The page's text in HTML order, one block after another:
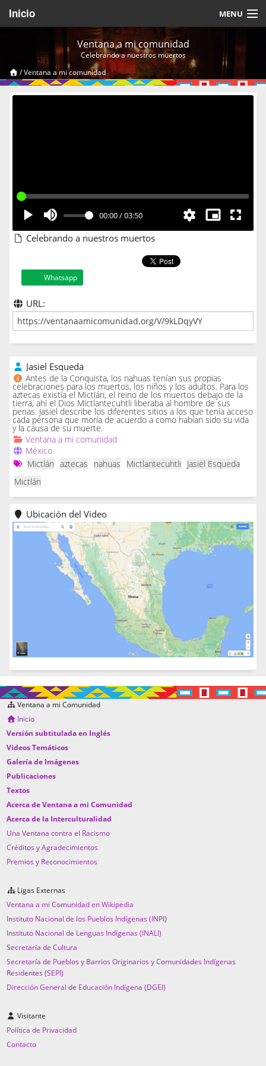
Inicio MENU
Videos Temáticos
Cerrar Sesión
Ventana a mi comunidad
Celebrando a nuestros muertos
/Ventana a mi comunidad
00:00/03:50
Celebrando a nuestros muertos
Whatsapp
URL:
Jasiel Esqueda
Antes de la Conquista, los nahuas tenían sus propias
celebraciones para los muertos, los niños y los adultos. Para los
aztecas existía el Mictlán, el reino de los muertos debajo de la
tierra, ahí el Dios Mictlantecuhtli liberaba al hombre de sus
penas. Jasiel describe los diferentes sitios a los que tenía acceso
cada persona que moría de acuerdo a como habían sido su vida
y la causa de su muerte.
Ventana a mi comunidad
México
Mictlán aztecas nahuas Mictlantecuhtli
Jasiel Esqueda
Mictlán
Ubicación del Video
Ventana a mi Comunidad
Inicio
Versión subtitulada en Inglés
Videos Temáticos
Galería de Imágenes
Publicaciones
Textos
Acerca de Ventana a mi Comunidad
Acerca de la Interculturalidad
Una Ventana contra el Racismo
Créditos y Agradecimientos
Premios y Reconocimientos
Ligas Externas
Ventana a mi Comunidad en Wikipedia
Instituto Nacional de los Pueblos Indígenas (INPI)
Instituto Nacional de Lenguas Indígenas (INALI)
Secretaría de Cultura
Secretaría de Pueblos y Barrios Originarios y Comunidades Indígenas
Residentes (SEPI)
Dirección General de Educación Indígena (DGEI)
Visitante
Política de Privacidad
Contacto